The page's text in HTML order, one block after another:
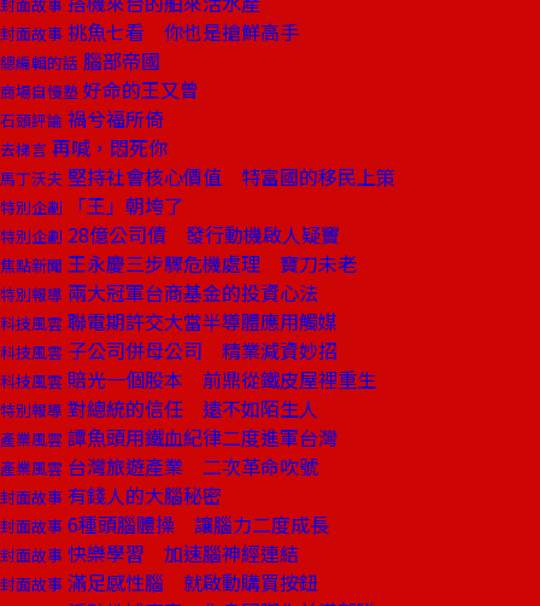
封面故事 挑魚七看 你也是搶鮮高手
總編輯的話 腦部帝國
商場自慢塾 好命的王又曾
石頭評論 禍兮福所倚
去梯言 再喊，悶死你
馬丁沃夫 堅持社會核心價值 特富國的移民上策
特別企劃 「王」朝垮了
特別企劃 28億公司債 發行動機啟人疑竇
焦點新聞 王永慶三步驟危機處理 寶刀未老
特別報導 兩大冠軍台商基金的投資心法
科技風雲 聯電期許交大當半導體應用觸媒
科技風雲 子公司併母公司 精業減資妙招
科技風雲 賠光一個股本 前鼎從鐵皮屋裡重生
特別報導 對總統的信任 遠不如陌生人
產業風雲 譚魚頭用鐵血紀律二度進軍台灣
產業風雲 台灣旅遊產業 二次革命吹號
封面故事 有錢人的大腦秘密
封面故事 6種頭腦體操 讓腦力二度成長
封面故事 快樂學習 加速腦神經連結
封面故事 滿足感性腦 就啟動購買按鈕